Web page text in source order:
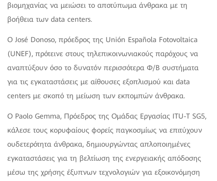
βιομηχανίας να μειώσει το αποτύπωμα άνθρακα με τη
βοήθεια των data centers.
Ο José Donoso, πρόεδρος της Unión Española Fotovoltaica
(UNEF), πρότεινε στους τηλεπικοινωνιακούς παρόχους να
αναπτύξουν όσο το δυνατόν περισσότερα Φ/Β συστήματα
για τις εγκαταστάσεις με αίθουσες εξοπλισμού και data
centers με σκοπό τη μείωση των εκπομπών άνθρακα.
Ο Paolo Gemma, Πρόεδρος της Ομάδας Εργασίας ITU-T SG5,
κάλεσε τους κορυφαίους φορείς παγκοσμίως να επιτύχουν
ουδετερότητα άνθρακα, δημιουργώντας απλοποιημένες
εγκαταστάσεις για τη βελτίωση της ενεργειακής απόδοσης
μέσω της χρήσης έξυπνων τεχνολογιών για εξοικονόμηση